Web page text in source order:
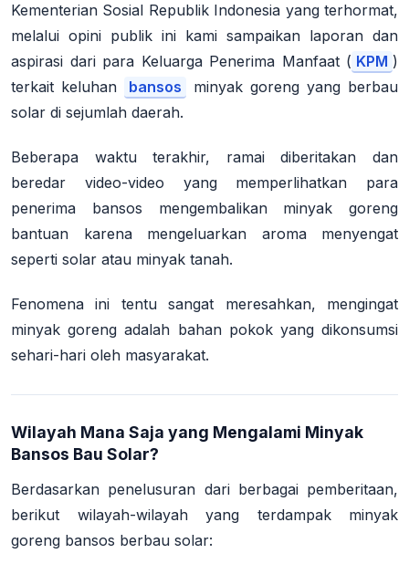
Kementerian Sosial Republik Indonesia yang terhormat,
melalui opini publik ini kami sampaikan laporan dan
aspirasi dari para Keluarga Penerima Manfaat ( KPM )
terkait keluhan
bansos
minyak goreng yang berbau
solar di sejumlah daerah.
Beberapa waktu terakhir, ramai diberitakan dan
beredar video-video yang memperlihatkan para
penerima bansos mengembalikan minyak goreng
bantuan karena mengeluarkan aroma menyengat
seperti solar atau minyak tanah.
Fenomena ini tentu sangat meresahkan, mengingat
minyak goreng adalah bahan pokok yang dikonsumsi
sehari-hari oleh masyarakat.
Wilayah Mana Saja yang Mengalami Minyak
Bansos Bau Solar?
Berdasarkan penelusuran dari berbagai pemberitaan,
berikut wilayah-wilayah yang terdampak minyak
goreng bansos berbau solar: